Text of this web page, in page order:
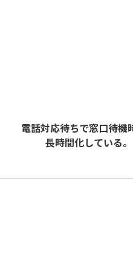
電話対応待ちで窓口待機
長時間化している。